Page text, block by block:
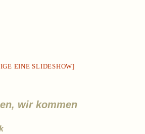
EINE SLIDESHOW]
wir kommen